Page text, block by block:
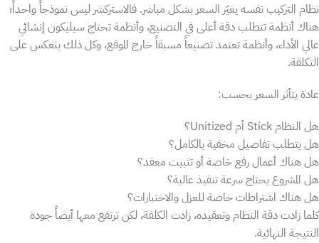
نظام التركيب نفسه يغيّر السعر بشكل مباشر. فالاستركشر ليس نموذجاً واحداً؛
هناك أنظمة تتطلب دقة أعلى في التصنيع، وأنظمة تحتاج سيليكون إنشائي
عالي الأداء، وأنظمة تعتمد تصنيعاً مسبقاً خارج الموقع، وكل ذلك ينعكس على
التكلفة.
عادة يتأثر السعر بحسب:
هل النظام Stick أم Unitized؟
هل يتطلب تفاصيل مخفية بالكامل؟
هل هناك أعمال رفع خاصة أو تثبيت معقد؟
هل المشروع يحتاج سرعة تنفيذ عالية؟
هل هناك اشتراطات خاصة للعزل والاختبارات؟
كلما زادت دقة النظام وتعقيده، زادت الكلفة، لكن ترتفع معها أيضاً جودة
النتيجة النهائية.